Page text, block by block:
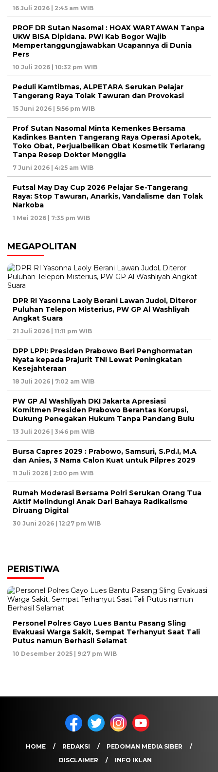
16 Juli 2026 | 2:45 am WIB
PROF DR Sutan Nasomal : HOAX WARTAWAN Tanpa
UKW BISA Dipidana. PWI Kab Bogor Wajib
Mempertanggungjawabkan Ucapannya di Dunia
Pers
10 Juli 2026 | 10:32 pm WIB
Peduli Kamtibmas, ALPETARA Serukan Pelajar
Tangerang Raya Tolak Tawuran dan Provokasi
15 Juni 2026 | 5:56 pm WIB
Prof Sutan Nasomal Minta Kemenkes Bersama
Kadinkes Banten Tangerang Raya Operasi Apotek,
Toko Obat, Perjualbelikan Obat Kosmetik Terlarang
Tanpa Resep Dokter Menggila
7 Juni 2026 | 4:25 am WIB
Futsal May Day Cup 2026 Pelajar Se-Tangerang
Raya: Stop Tawuran, Anarkis, Vandalisme dan Tolak
Narkoba
1 Mei 2026 | 7:35 pm WIB
MEGAPOLITAN
DPR RI Yasonna Laoly Berani Lawan Judol, Diteror
Puluhan Telepon Misterius, PW GP Al Washliyah
Angkat Suara
21 Juli 2026 | 11:11 pm WIB
DPP LPPI: Presiden Prabowo Beri Penghormatan
Nyata kepada Prajurit TNI Lewat Peningkatan
Kesejahteraan
18 Juli 2026 | 7:02 am WIB
PW GP Al Washliyah DKI Jakarta Apresiasi
Komitmen Presiden Prabowo Berantas Korupsi,
Dukung Penegakan Hukum Tanpa Pandang Bulu
13 Juli 2026 | 3:46 pm WIB
Bursa Capres 2029 : Prabowo, Samsuri, S.Pd.I, M.A
dan Anies, 3 Nama Calon Kuat untuk Pilpres 2029
11 Juli 2026 | 2:00 pm WIB
Rumah Moderasi Bersama Polri Serukan Orang Tua
Aktif Melindungi Anak Dari Bahaya Radikalisme
Diruang Digital
30 Juni 2026 | 12:27 pm WIB
PERISTIWA
Personel Polres Gayo Lues Bantu Pasang Sling
Evakuasi Warga Sakit, Sempat Terhanyut Saat Tali
Putus namun Berhasil Selamat
10 Desember 2025 | 9:27 pm WIB
HOME REDAKSI
PEDOMAN MEDIA SIBER
DISCLAIMER
INFO IKLAN